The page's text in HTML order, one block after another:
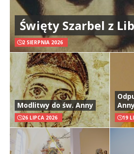
Święty Szarbel z
2 SIERPNIA 2026
Modlitwy do św. Anny
26 LIPCA 2026 19